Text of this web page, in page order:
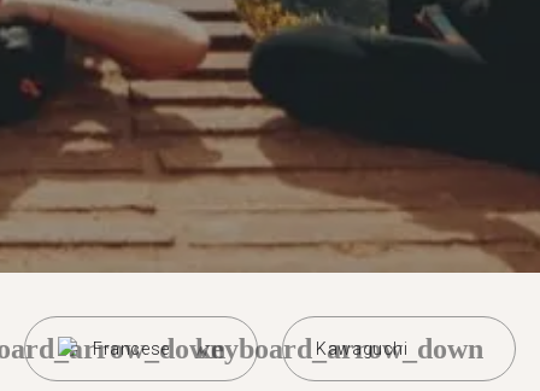
Francese Kawaguchi
keyboard_arrow_down